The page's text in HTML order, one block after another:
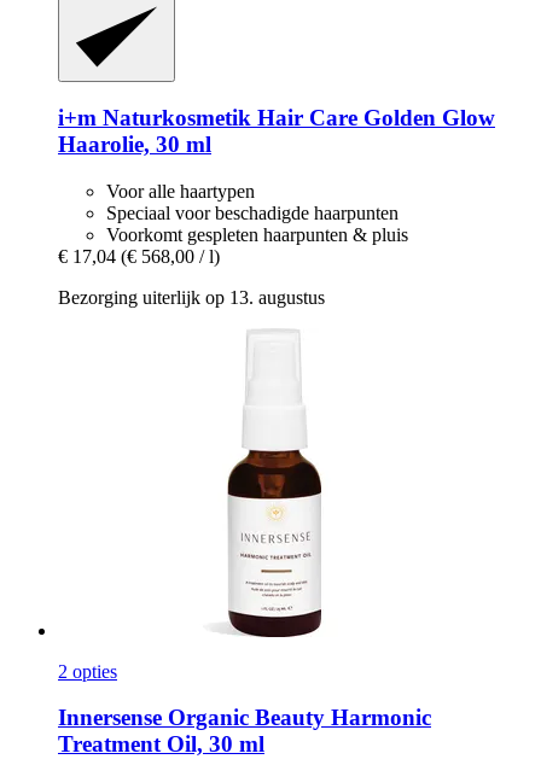
i+m Naturkosmetik Hair Care Golden Glow
Haarolie, 30 ml
Voor alle haartypen
Speciaal voor beschadigde haarpunten
Voorkomt gespleten haarpunten & pluis
€ 17,04 (€ 568,00 / l)
Bezorging uiterlijk op 13. augustus
2 opties
Innersense Organic Beauty Harmonic
Treatment Oil, 30 ml